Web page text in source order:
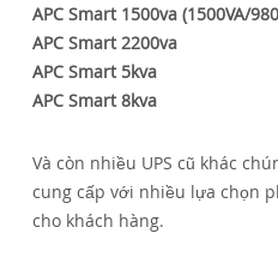
APC Smart 1500va (1500VA/
APC Smart 2200va
APC Smart 5kva
APC Smart 8kva
Và còn nhiều UPS cũ khác
cung cấp với nhiều lựa chọn
cho khách hàng.